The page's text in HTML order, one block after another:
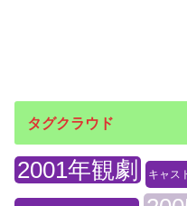
タグクラウド
2001年観劇 キャス